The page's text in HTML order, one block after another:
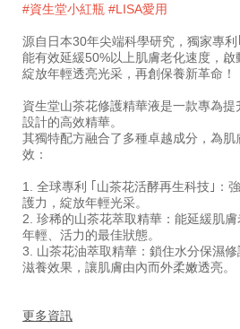
#資生堂小紅瓶 #LISA愛用
源自日本30年尖端科學研究，獨家專
能有效延緩50%以上肌膚老化速度，啟
綻放年輕透亮光采，再創保養新革命！
資生堂山茶花修護精華液是一款專為
設計的高效精華。
其獨特配方融合了多種卓越成分，為
效：
1. 全球專利 ｢山茶花活酵再生科技｣：
護力，綻放年輕光采。
2. 珍稀的山茶花萃取精華：能延緩肌
年輕、活力的最佳狀態。
3. 山茶花油萃取精華：鎖住水分保濕
滋養效果，讓肌膚由內而外柔嫩透亮。
更多資訊